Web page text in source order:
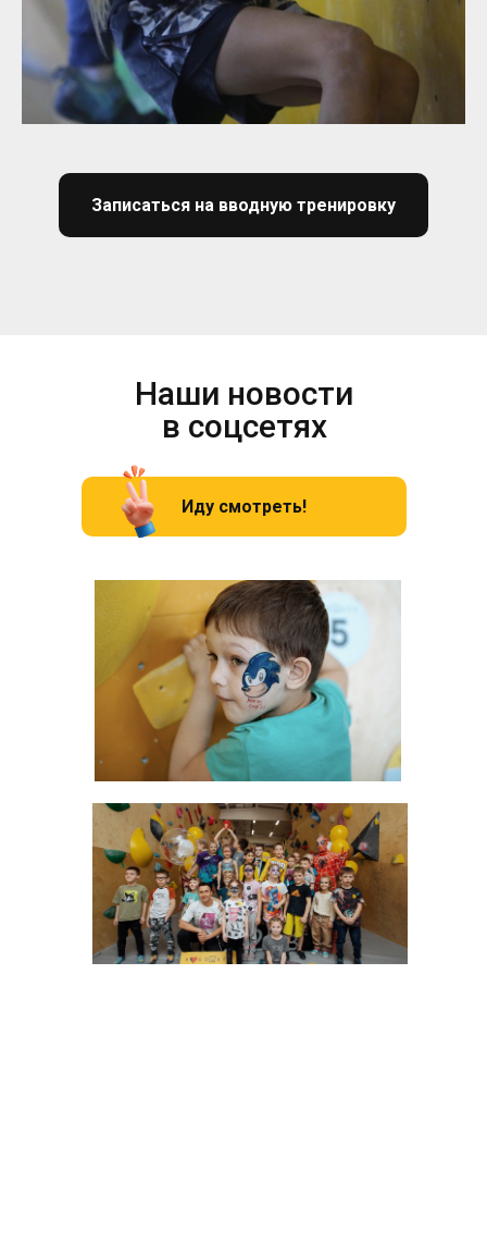
Записаться на вводную тренировку
Наши новости
в соцсетях
Иду смотреть!